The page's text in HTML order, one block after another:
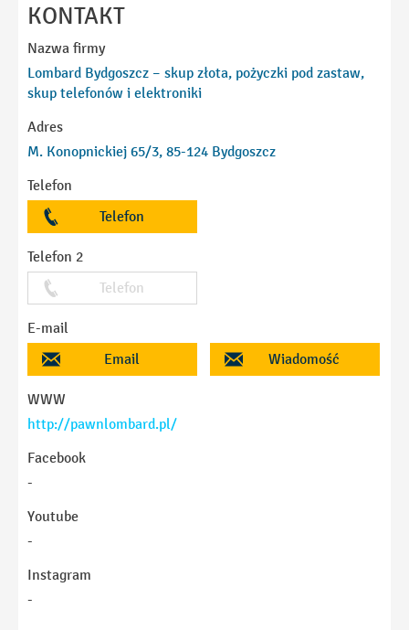
KONTAKT
Nazwa firmy
Lombard Bydgoszcz – skup złota, pożyczki pod zastaw,
skup telefonów i elektroniki
Adres
M. Konopnickiej 65/3, 85-124 Bydgoszcz
Telefon
Telefon
Telefon 2
Telefon
E-mail
Email
Wiadomość
WWW
http://pawnlombard.pl/
Facebook
-
Youtube
-
Instagram
-